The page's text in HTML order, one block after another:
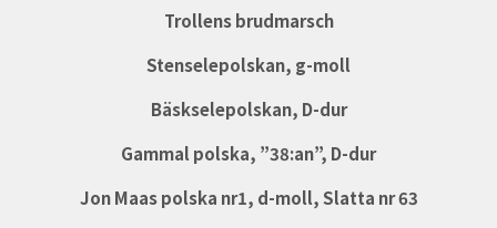
Trollens brudmarsch
Stenselepolskan, g-moll
Bäskselepolskan, D-dur
Gammal polska, ”38:an”, D-dur
Jon Maas polska nr1, d-moll, Slatta nr 63